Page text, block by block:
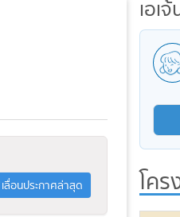
เลื่อนประกาศล่าสุด
เอเ
โคร